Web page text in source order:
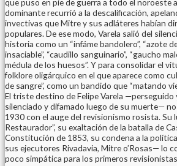
que puso en pie de guerra a todo el noroeste
dominante recurrió a la descalificación,
invectivas que Mitre y sus adláteres habían
populares. De ese modo, Varela salió del
historia como un “infáme bandolero”, “azote
insaciable”, “caudillo sanguinario”, “gaucho
médula de los huesos”. Y para consolidar el
folklore oligárquico en el que aparece como
de sangre”, como un bandido que “matando
El triste destino de Felipe Varela —perseguido
silenciado y difamado luego de su muerte—
1930 con el auge del revisionismo rosista. Su
Restaurador”, su exaltación de la batalla de
Constitución de 1853, su condena a la
sus ejecutores Rivadavia, Mitre o’Rosas— lo
poco simpática para los primeros